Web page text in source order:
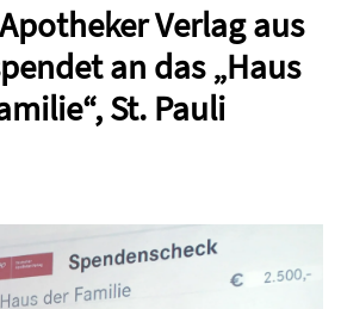
Verlag aus
an das „Haus
St. Pauli